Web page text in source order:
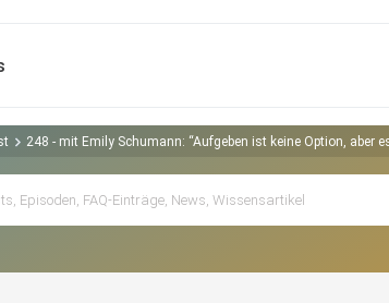
248 - mit Emily Schumann: “Aufgeben ist keine Option, aber